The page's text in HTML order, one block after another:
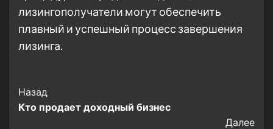
лизингополучатели могут обеспечить
плавный и успешный процесс завершения
лизинга.
Post
Navigation
Назад
Кто продает доходный бизнес
Далее